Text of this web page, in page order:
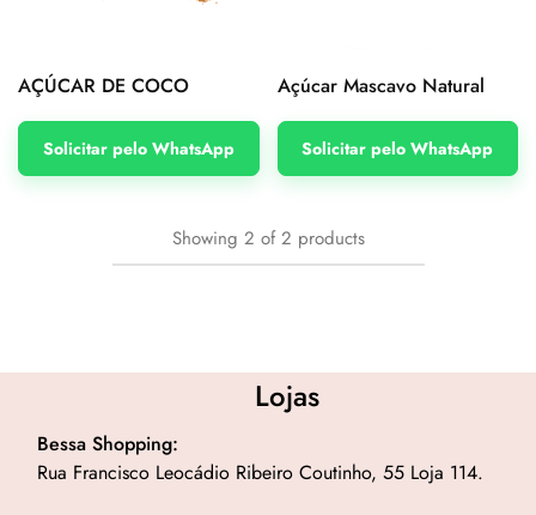
AÇÚCAR DE COCO
Solicitar pelo WhatsApp
Açúcar Mascavo Natural
Solicitar pelo WhatsApp
Showing 2 of2 products
Lojas
Bessa Shopping:
Rua Francisco Leocádio Ribeiro Coutinho, 55 Loja 114.